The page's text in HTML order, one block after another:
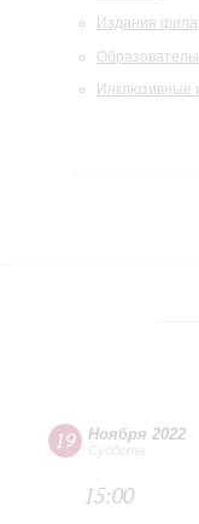
Издания
Инклюзивные
19 Ноября 2022
Суббота
15:00